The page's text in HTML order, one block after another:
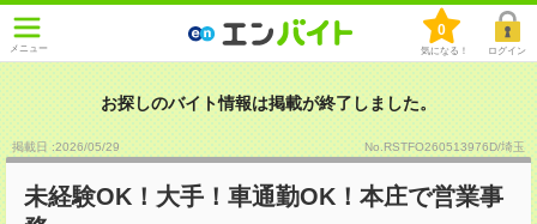
メニュー
0
気になる！ ログイン
お探しのバイト情報は掲載が終了しました。
掲載日 :2026/05/29 No.RSTFO260513976D/埼玉
未経験OK！大手！車通勤OK！本庄で営業事